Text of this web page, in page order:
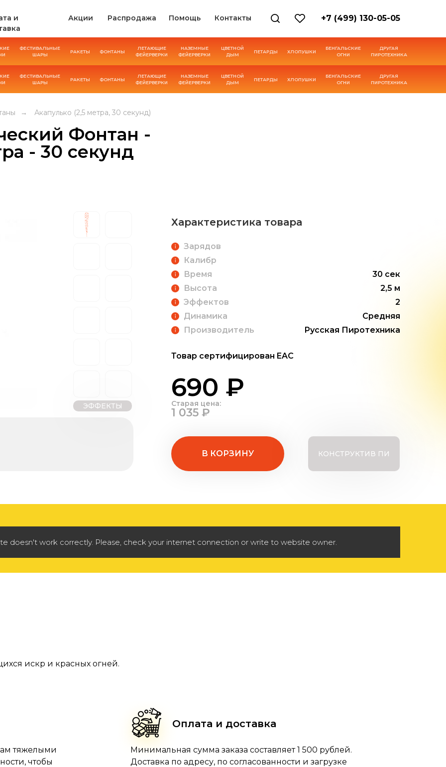
+7 (499) 130-05-05
и
Акции Распродажа Помощь Контакты
РАКЕТЫ
НАЗЕМНЫЕ
ФЕЙЕРВЕРКИ
ХЛОПУШКИ
ФОНТАНЫ
ЦВЕТНОЙ
ДЫМ
ЛЕТАЮЩИЕ
ФЕЙЕРВЕРКИ
ФЕСТИВАЛЬНЫЕ
ШАРЫ
ПЕТАРДЫ
БЕНГАЛЬСКИЕ
ОГНИ
ДРУГАЯ
ПИРОТЕХНИКА
РАКЕТЫ
НАЗЕМНЫЕ
ФЕЙЕРВЕРКИ
ХЛОПУШКИ
ФОНТАНЫ
ЦВЕТНОЙ
ДЫМ
ЛЕТАЮЩИЕ
ФЕЙЕРВЕРКИ
ФЕСТИВАЛЬНЫЕ
ШАРЫ
ПЕТАРДЫ
БЕНГАЛЬСКИЕ
ОГНИ
ДРУГАЯ
ПИРОТЕХНИКА
→ Акапулько (2,5 метра, 30 секунд)
Фонтан -
- 30 секунд
Характеристика товара
Время
Зарядов
Калибр
30 сек
Высота
2,5 м
Эффектов
Товар сертифицирован EAC
Динамика
690 ₽
Средняя
1 035 ₽
Производитель Русская Пиротехника
В КОРЗИНУ КОНСТРУКТИВ ПИ
Старая цена:
ЭФФЕКТЫ
2
doesn't work correctly. Please, check your internet connection or write to website owner.
искр и красных огней.
тяжелыми
чтобы
Оплата и доставка
Минимальная сумма заказа составляет 1 500 рублей.
Доставка по адресу, по согласованности и загрузке